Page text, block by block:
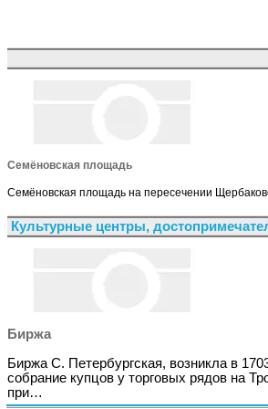
Семёновская площадь
Семёновская площадь на пересечении
Культурные центры,
Биржа
Биржа С. Петербургская, возникла в
собрание купцов у торговых рядов на
при…